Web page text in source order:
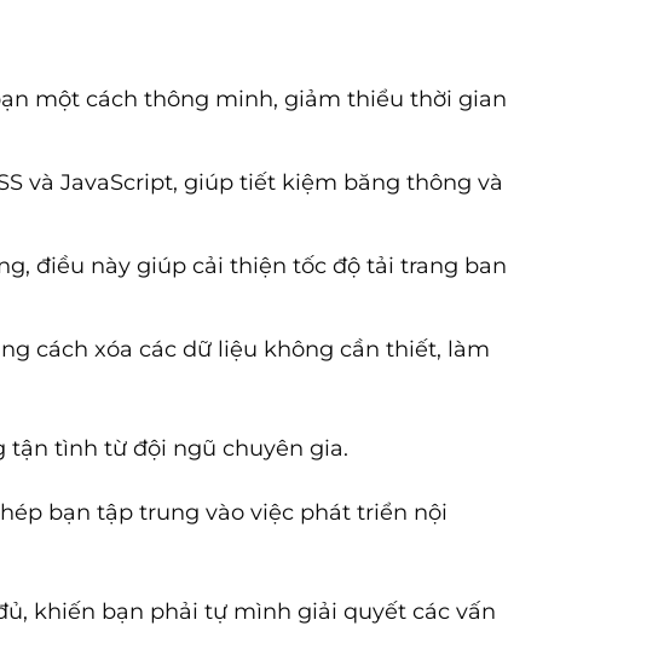
một cách thông minh, giảm thiểu thời gian
và JavaScript, giúp tiết kiệm băng thông và
điều này giúp cải thiện tốc độ tải trang ban
cách xóa các dữ liệu không cần thiết, làm
tận tình từ đội ngũ chuyên gia.
bạn tập trung vào việc phát triển nội
khiến bạn phải tự mình giải quyết các vấn